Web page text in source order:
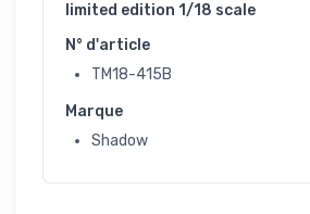
limited edition 1/18 scale
N° d'article
TM18-415B
Marque
Shadow